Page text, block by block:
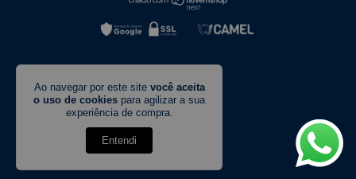
Ao navegar por este site você aceita
o uso de cookies para agilizar a sua
experiência de compra.
Entendi